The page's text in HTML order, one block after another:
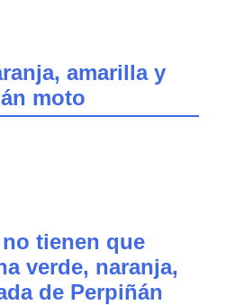
amarilla y
moto
tienen que
verde, naranja,
de Perpiñán